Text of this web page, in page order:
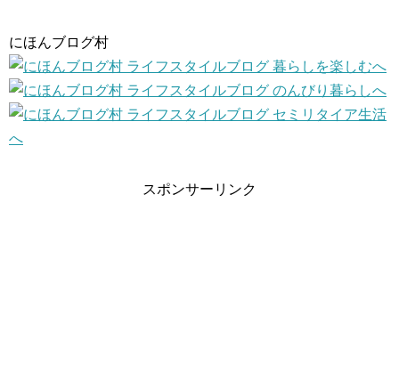
にほんブログ村
スポンサーリンク